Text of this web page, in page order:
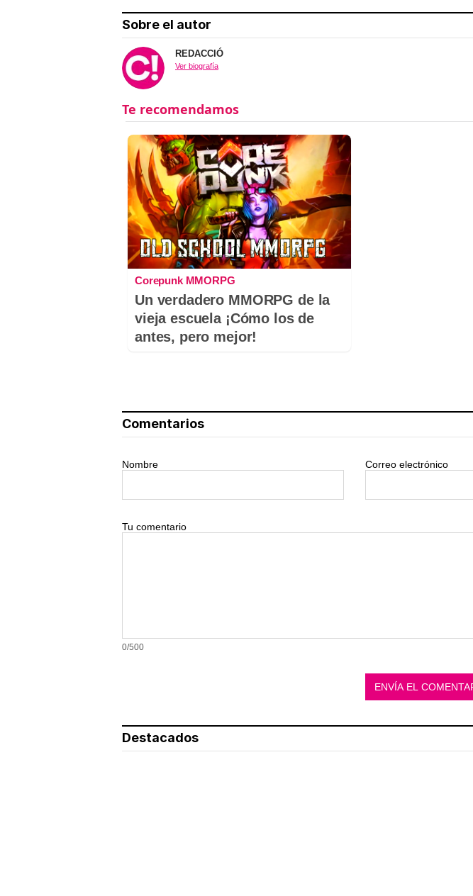
Sobre el autor
REDACCIÓ
Ver biografía
Corepunk MMORPG
Un verdadero MMORPG de la
vieja escuela ¡Cómo los de
antes, pero mejor!
Comentarios
Nombre Correo electrónico
Tu comentario
0/500
Destacados